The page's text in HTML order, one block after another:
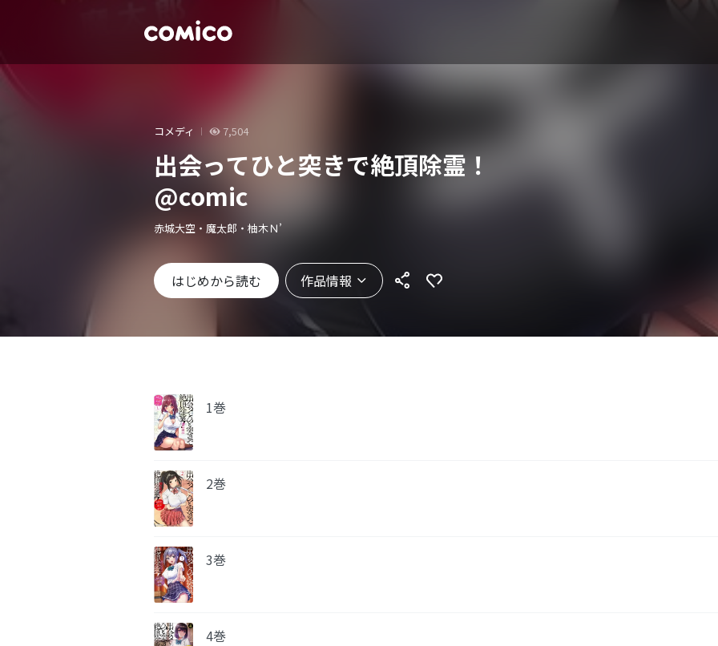
コメディ 7,504
出会ってひと突きで絶頂除霊！
@comic
赤城大空・魔太郎・柚木Ｎ’
はじめから読む 作品情報
1巻
2巻
3巻
4巻